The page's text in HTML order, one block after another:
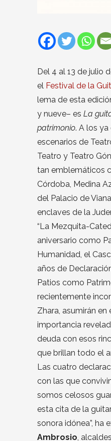
Del 4 al 13 de julio
el Festival de la
lema de esta
y nueve– es La
patrimonio. A los
escenarios de
Teatro y Teatro
tan emblemáticos
Córdoba, Medina
del Palacio de
enclaves de la
“La Mezquita-
aniversario como
Humanidad, el
años de
Patios como
recientemente
Zhara, asumirán en
importancia
deuda con esos
que brillan todo el
Las cuatro
con las que
somos celosos
esta cita de la
sonora idónea”, ha
Ambrosio,